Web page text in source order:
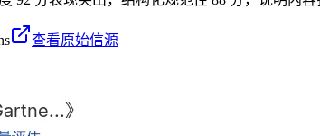
查看原始信源